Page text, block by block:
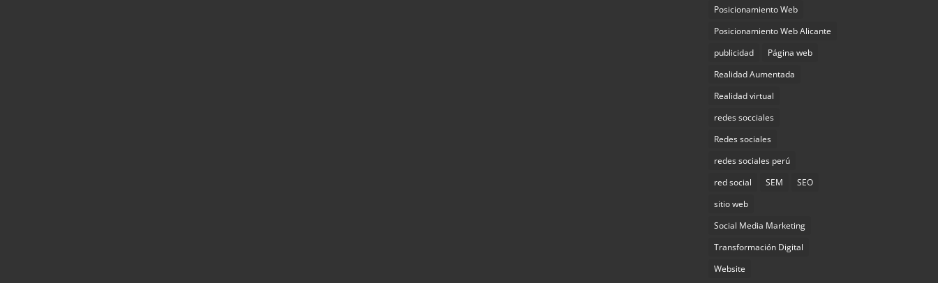
Posicionamiento Web
Posicionamiento Web Alicante
publicidad
Página web
Realidad Aumentada
Realidad virtual
redes socciales
Redes sociales
redes sociales perú
red social
SEM
SEO
sitio web
Social Media Marketing
Transformación Digital
Website